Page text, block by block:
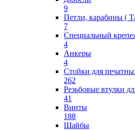
9
Петли, карабины (
7
Специальный
4
Анкеры
4
Стойки для
262
Резьбовые втулки
41
Винты
188
Шайбы